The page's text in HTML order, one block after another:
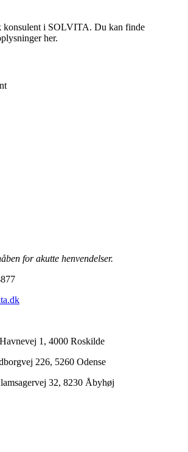
konsulent i SOLVITA. Du kan finde
her.
for akutte henvendelser.
1, 4000 Roskilde
226, 5260 Odense
32, 8230 Åbyhøj